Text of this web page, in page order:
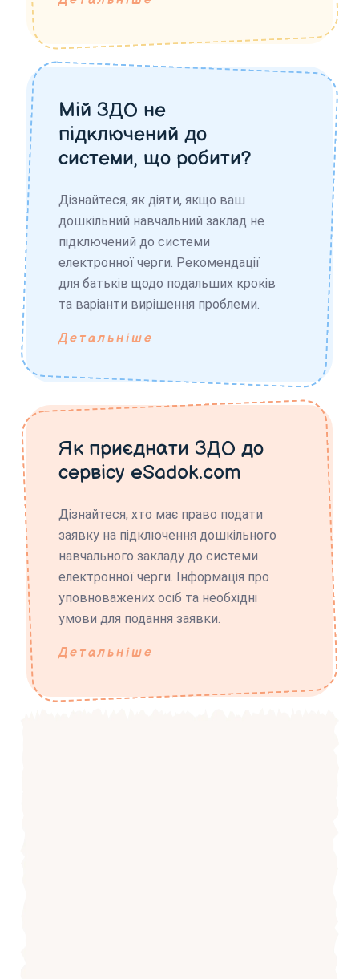
Мій ЗДО не
підключений до
системи, що робити?
Дізнайтеся, як діяти, якщо ваш
дошкільний навчальний заклад не
підключений до системи
електронної черги. Рекомендації
для батьків щодо подальших кроків
та варіанти вирішення проблеми.
Детальніше
Як приєднати ЗДО до
сервісу eSadok.com
Дізнайтеся, хто має право подати
заявку на підключення дошкільного
навчального закладу до системи
електронної черги. Інформація про
уповноважених осіб та необхідні
умови для подання заявки.
Детальніше